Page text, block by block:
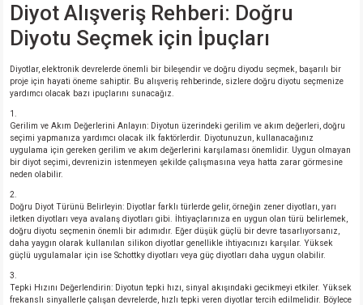
Diyot Alışveriş Rehberi: Doğru
Diyotu Seçmek için İpuçları
Diyotlar, elektronik devrelerde önemli bir bileşendir ve doğru diyodu seçmek, başarılı bir
proje için hayati öneme sahiptir. Bu alışveriş rehberinde, sizlere doğru diyotu seçmenize
yardımcı olacak bazı ipuçlarını sunacağız.
Gerilim ve Akım Değerlerini Anlayın: Diyotun üzerindeki gerilim ve akım değerleri, doğru
seçimi yapmanıza yardımcı olacak ilk faktörlerdir. Diyotunuzun, kullanacağınız
uygulama için gereken gerilim ve akım değerlerini karşılaması önemlidir. Uygun olmayan
bir diyot seçimi, devrenizin istenmeyen şekilde çalışmasına veya hatta zarar görmesine
neden olabilir.
Doğru Diyot Türünü Belirleyin: Diyotlar farklı türlerde gelir, örneğin zener diyotları, yarı
iletken diyotları veya avalanş diyotları gibi. İhtiyaçlarınıza en uygun olan türü belirlemek,
doğru diyotu seçmenin önemli bir adımıdır. Eğer düşük güçlü bir devre tasarlıyorsanız,
daha yaygın olarak kullanılan silikon diyotlar genellikle ihtiyacınızı karşılar. Yüksek
güçlü uygulamalar için ise Schottky diyotları veya güç diyotları daha uygun olabilir.
Tepki Hızını Değerlendirin: Diyotun tepki hızı, sinyal akışındaki gecikmeyi etkiler. Yüksek
frekanslı sinyallerle çalışan devrelerde, hızlı tepki veren diyotlar tercih edilmelidir. Böylece